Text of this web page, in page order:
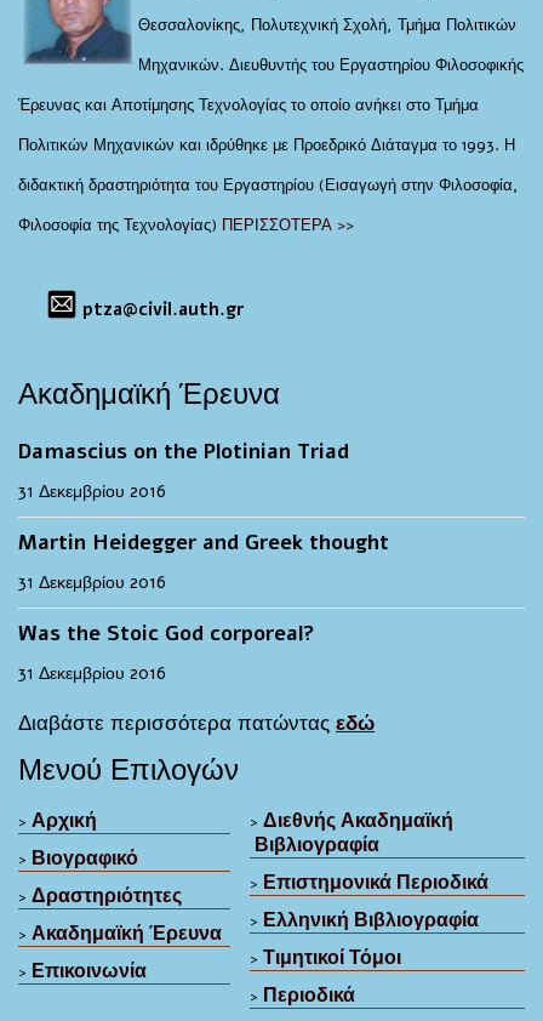
Θεσσαλονίκης, Πολυτεχνική Σχολή, Τμήμα Πολιτικών
Μηχανικών. Διευθυντής του Εργαστηρίου Φιλοσοφικής
Έρευνας και Αποτίμησης Τεχνολογίας το οποίο ανήκει στο Τμήμα
Πολιτικών Μηχανικών και ιδρύθηκε με Προεδρικό Διάταγμα το 1993. Η
διδακτική δραστηριότητα του Εργαστηρίου (Εισαγωγή στην Φιλοσοφία,
Φιλοσοφία της Τεχνολογίας) ΠΕΡΙΣΣΟΤΕΡΑ >>
ptza@civil.auth.gr
Ακαδημαϊκή Έρευνα
Damascius on the Plotinian Triad
31 Δεκεμβρίου 2016
Martin Heidegger and Greek thought
31 Δεκεμβρίου 2016
Was the Stoic God corporeal?
31 Δεκεμβρίου 2016
Διαβάστε περισσότερα πατώντας εδώ
Μενού Επιλογών
> Αρχική
> Βιογραφικό
> Δραστηριότητες
> Ακαδημαϊκή Έρευνα
> Επικοινωνία
> Διεθνής Ακαδημαϊκή
Βιβλιογραφία
> Επιστημονικά Περιοδικά
> Ελληνική Βιβλιογραφία
> Τιμητικοί Τόμοι
> Περιοδικά